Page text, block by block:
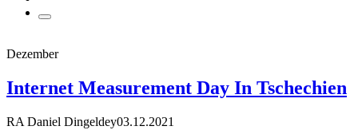
Dezember
Internet Measurement Day In Tschechien
RA Daniel Dingeldey03.12.2021